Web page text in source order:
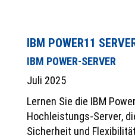
IBM POWER11
IBM POWER-SERVER
Juli 2025
Lernen Sie die IBM
Hochleistungs-Server,
Sicherheit und